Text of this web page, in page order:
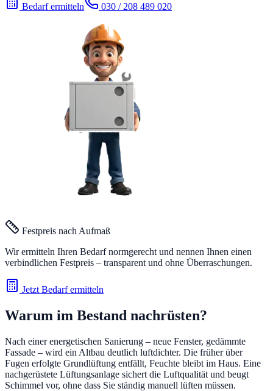
Bedarf ermitteln 030 / 208 489 020
Festpreis nach Aufmaß
Wir ermitteln Ihren Bedarf normgerecht und nennen Ihnen einen
verbindlichen Festpreis – transparent und ohne Überraschungen.
Jetzt Bedarf ermitteln
Warum im Bestand nachrüsten?
Nach einer energetischen Sanierung – neue Fenster, gedämmte
Fassade – wird ein Altbau deutlich luftdichter. Die früher über
Fugen erfolgte Grundlüftung entfällt, Feuchte bleibt im Haus. Eine
nachgerüstete Lüftungsanlage sichert die Luftqualität und beugt
Schimmel vor, ohne dass Sie ständig manuell lüften müssen.